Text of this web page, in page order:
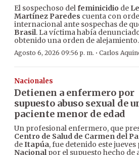
El sospechoso delfeminicidio de
Martínez Paredes cuenta con
internacional ante sospechas de
Brasil. La víctima había
obtenido una orden de alejamiento.
Agosto 6, 2026 09:56 p. m. · Carlos
Nacionales
Detienen a enfermero por
supuesto abuso sexual de
paciente menor de edad
Un profesional enfermero, que
Centro de Salud de Carmen del
deItapúa, fue detenido este jueves
Nacionalpor el supuesto hecho de